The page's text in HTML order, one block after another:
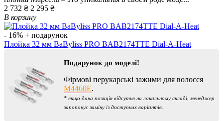
2 732 ₴ 2 295 ₴
В корзину
- 16% + подарунок
Плойка 32 мм BaByliss PRO BAB2174TTE Dial-A-Heat
Подарунок до моделі!
Фірмові перукарські зажими для волосся
M4460E.
* якщо дана позиція відсутня на локальному складі, менеджер
запопонує заміну із доступних варіантів.